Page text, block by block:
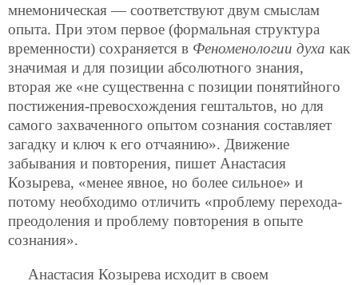
мнемоническая — соответствуют двум смыслам
опыта. При этом первое (формальная структура
временности) сохраняется в Феноменологии духа как
значимая и для позиции абсолютного знания,
вторая же «не существенна с позиции понятийного
постижения-превосхождения гештальтов, но для
самого захваченного опытом сознания составляет
загадку и ключ к его отчаянию». Движение
забывания и повторения, пишет Анастасия
Козырева, «менее явное, но более сильное» и
потому необходимо отличить «проблему перехода-
преодоления и проблему повторения в опыте
сознания».
Анастасия Козырева исходит в своем